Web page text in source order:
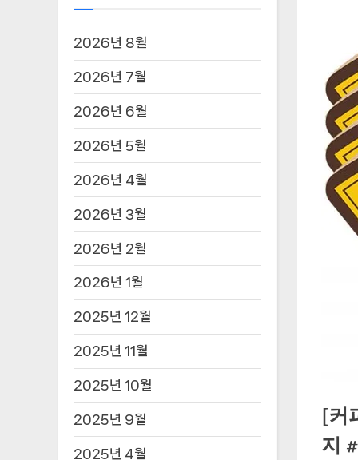
[커
지
2026년 8월
2026년 7월
2026년 6월
2026년 5월
2026년 4월
2026년 3월
2026년 2월
2026년 1월
2025년 12월
2025년 11월
2025년 10월
2025년 9월
2025년 4월